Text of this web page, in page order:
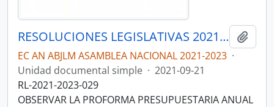
RESOLUCIONES LEGISLATIVAS 2021-2023
EC AN ABJLM ASAMBLEA NACIONAL 2021-2023 ·
Unidad documental simple · 2021-09-21
RL-2021-2023-029
OBSERVAR LA PROFORMA PRESUPUESTARIA ANUAL